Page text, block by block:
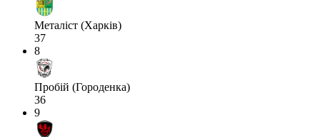
Металіст (Харків)
37
8
Пробій (Городенка)
36
9